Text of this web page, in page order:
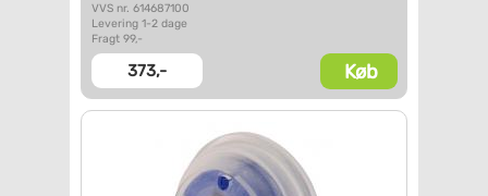
VVS nr. 614687100
Levering 1-2 dage
Fragt 99,-
373,- Køb